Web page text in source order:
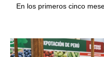
En los primeros cinco